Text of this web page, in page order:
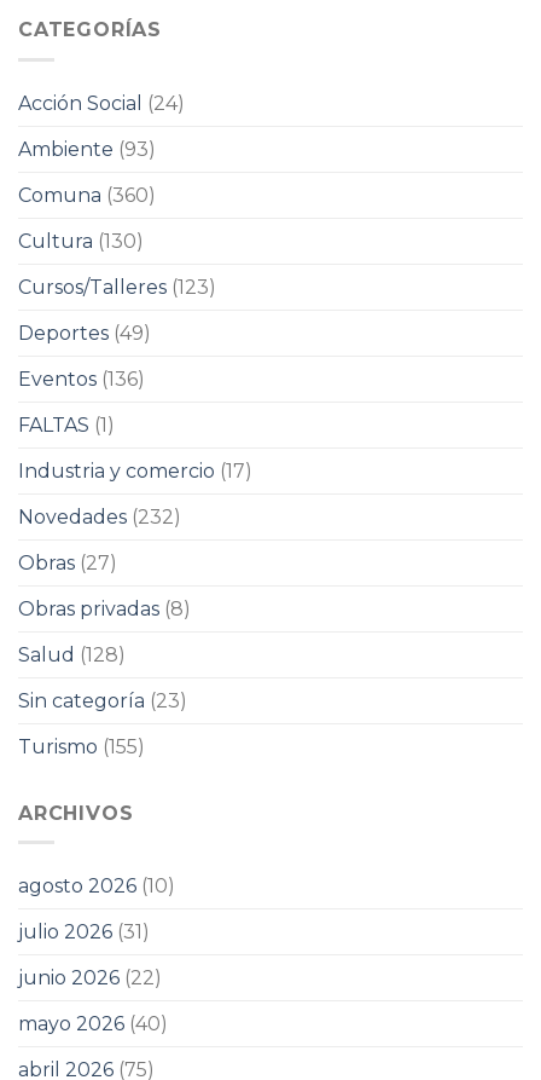
CATEGORÍAS
Acción Social
(24)
Ambiente (93)
Comuna (360)
Cultura (130)
Cursos/Talleres (123)
Deportes (49)
Eventos (136)
FALTAS (1)
Industria y comercio (17)
Novedades (232)
Obras (27)
Obras privadas (8)
Salud (128)
Sin categoría (23)
Turismo (155)
ARCHIVOS
agosto 2026 (10)
julio 2026 (31)
junio 2026 (22)
mayo 2026 (40)
abril 2026 (75)